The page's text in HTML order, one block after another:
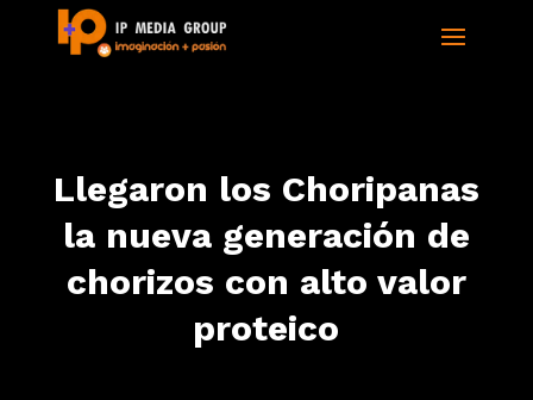
Llegaron los Choripanas
la nueva generación de
chorizos con alto valor
proteico